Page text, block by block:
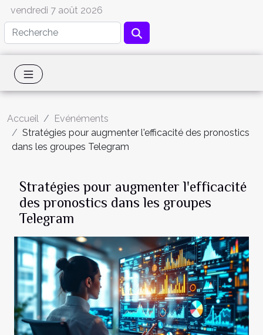
vendredi 7 août 2026
Accueil
Evénéments
Stratégies pour augmenter l'efficacité des pronostics
dans les groupes Telegram
Stratégies pour augmenter l'efficacité
des pronostics dans les groupes
Telegram